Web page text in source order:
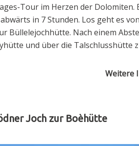
Tour im Herzen der
in 7 Stunden. Los geht es
Büllelejochhütte. Nach einem
und über die Talschlusshütte
Weitere
Joch zur Boèhütte